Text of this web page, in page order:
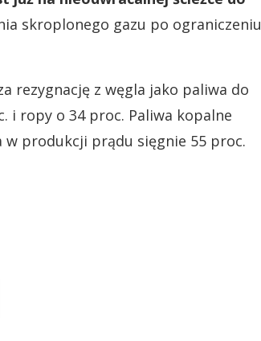
skroplonego gazu po ograniczeniu
rezygnację z węgla jako paliwa do
i ropy o 34 proc. Paliwa kopalne
w produkcji prądu sięgnie 55 proc.